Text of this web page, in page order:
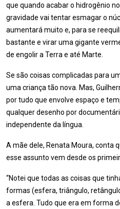
que quando acabar o hidrogênio
gravidade vai tentar esmagar o
aumentará muito e, para se
bastante e virar uma gigante
de engolir a Terra e até Marte.
Se são coisas complicadas para
uma criança tão nova. Mas,
por tudo que envolve espaço e
qualquer desenho por
independente da língua.
A mãe dele, Renata Moura, conta
esse assunto vem desde os
“Notei que todas as coisas que
formas (esfera, triângulo,
a esfera. Tudo que era em forma